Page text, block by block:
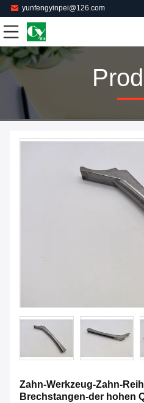
yunfengyinpei@126.com
Zahn-Werkzeug-Zahn-
Brechstangen-der hohen